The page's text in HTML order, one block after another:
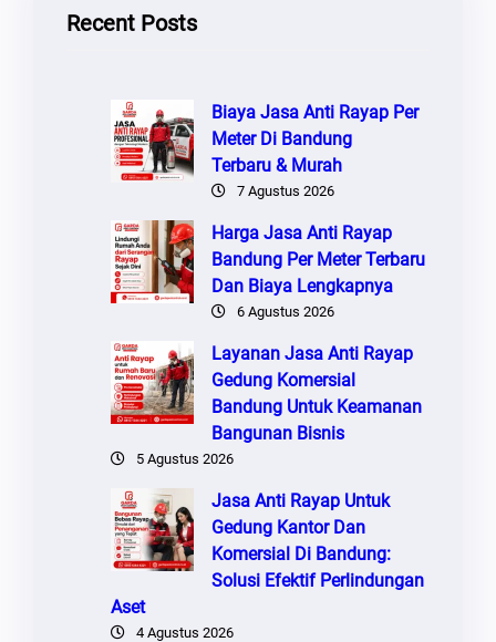
Recent Posts
Biaya Jasa Anti Rayap Per
Meter Di Bandung
Terbaru & Murah
7 Agustus 2026
Harga Jasa Anti Rayap
Bandung Per Meter Terbaru
Dan Biaya Lengkapnya
6 Agustus 2026
Layanan Jasa Anti Rayap
Gedung Komersial
Bandung Untuk Keamanan
Bangunan Bisnis
5 Agustus 2026
Jasa Anti Rayap Untuk
Gedung Kantor Dan
Komersial Di Bandung:
Solusi Efektif Perlindungan
Aset
4 Agustus 2026